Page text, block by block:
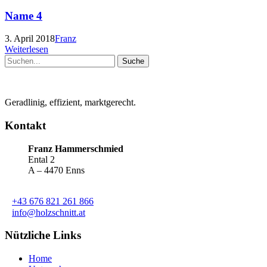
Name 4
3. April 2018Franz
Weiterlesen
Geradlinig, effizient, marktgerecht.
Kontakt
Franz Hammerschmied
Ental 2
A – 4470 Enns
+43 676 821 261 866
info@holzschnitt.at
Nützliche Links
Home